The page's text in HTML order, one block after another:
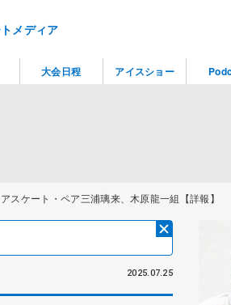
メディア
ケート・ペア三浦璃来、木原龍一組【詳報】
2025.07.25
大会日程 アイスショー